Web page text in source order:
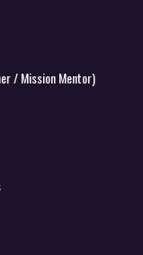
/ Mission Mentor)